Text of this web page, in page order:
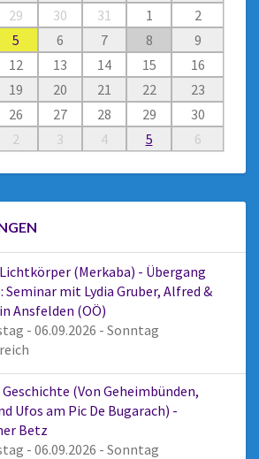
29 30 31 1
2
5 6 7 8
9
12 13 14 15
16
19 20 21 22
23
26 27 28 29
30
2 3 4 5 6
(Merkaba) - Übergang
Seminar mit Lydia Gruber, Alfred &
Ansfelden (OÖ)
- 06.09.2026 - Sonntag
(Von Geheimbünden,
Ufos am Pic De Bugarach) -
Betz
- 06.09.2026 - Sonntag